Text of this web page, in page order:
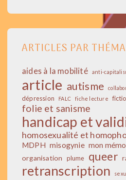
ARTICLES PAR
aides à la mobilité anti-
article autisme
dépression FALC fiche lecture
folie et sanisme
handicap et
homosexualité et
MDPH misogynie mon
organisation
plume queer
retranscription